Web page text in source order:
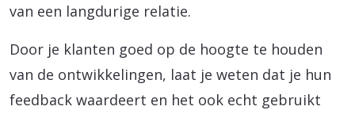
van een langdurige relatie.
Door je klanten goed op de hoogte te houden
van de ontwikkelingen, laat je weten dat je hun
feedback waardeert en het ook echt gebruikt